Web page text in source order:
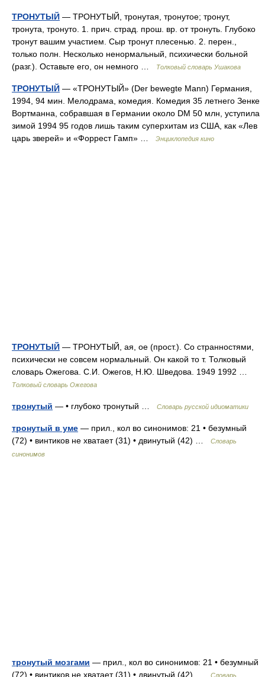
ТРОНУТЫЙ — ТРОНУТЫЙ, тронутая, тронутое; тронут,
тронута, тронуто. 1. прич. страд. прош. вр. от тронуть. Глубоко
тронут вашим участием. Сыр тронут плесенью. 2. перен.,
только полн. Несколько ненормальный, психически больной
(разг.). Оставьте его, он немного …
Толковый словарь Ушакова
ТРОНУТЫЙ — «ТРОНУТЫЙ» (Der bewegte Mann) Германия,
1994, 94 мин. Мелодрама, комедия. Комедия 35 летнего Зенке
Вортманна, собравшая в Германии около DM 50 млн, уступила
зимой 1994 95 годов лишь таким суперхитам из США, как «Лев
царь зверей» и «Форрест Гамп» …
Энциклопедия кино
ТРОНУТЫЙ — ТРОНУТЫЙ, ая, ое (прост.). Со странностями,
психически не совсем нормальный. Он какой то т. Толковый
словарь Ожегова. С.И. Ожегов, Н.Ю. Шведова. 1949 1992 …
Толковый словарь Ожегова
тронутый — • глубоко тронутый … Словарь русской идиоматики
тронутый в уме — прил., кол во синонимов: 21 • безумный
(72) • винтиков не хватает (31) • двинутый (42) …
Словарь
синонимов
тронутый мозгами — прил., кол во синонимов: 21 • безумный
(72) • винтиков не хватает (31) • двинутый (42) …
Словарь